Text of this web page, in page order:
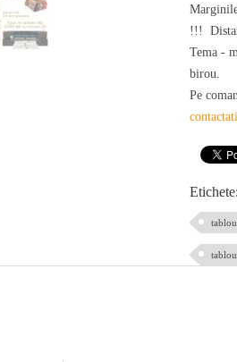
!!!
Tema -
birou.
Pe
Etichete: